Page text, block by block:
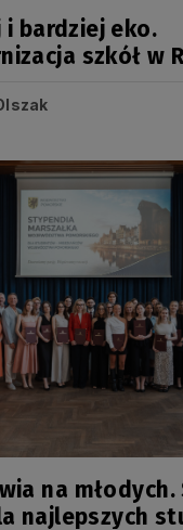
bardziej eko.
szkół w
na
najlepszych